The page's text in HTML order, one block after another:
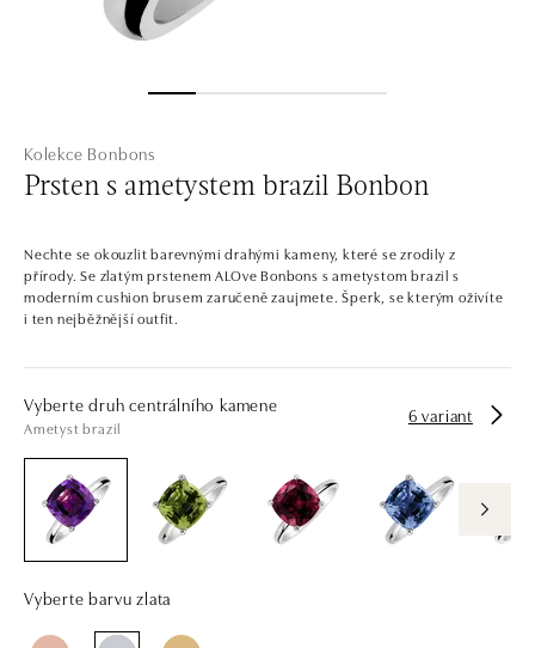
Kolekce Bonbons
Prsten s ametystem brazil Bonbon
Nechte se okouzlit barevnými drahými kameny, které se zrodily z
přírody. Se zlatým prstenem ALOve Bonbons s ametystom brazil s
moderním cushion brusem zaručeně zaujmete. Šperk, se kterým oživíte
i ten nejběžnější outfit.
Vyberte druh centrálního kamene
Ametyst brazil
6 variant
Vyberte barvu zlata